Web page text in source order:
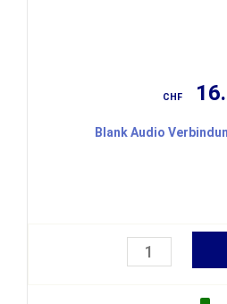
CHF
Blank Audio